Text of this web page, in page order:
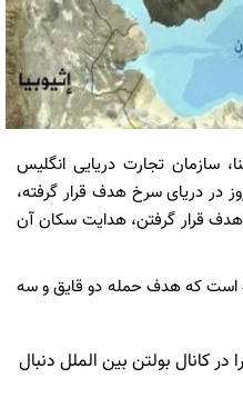
سازمان تجارت دریایی انگلیس
در دریای سرخ هدف قرار گرفته،
قرار گرفتن، هدایت سکان آن
است که هدف حمله دو قایق و سه
کانال بولتن بین الملل دنبال